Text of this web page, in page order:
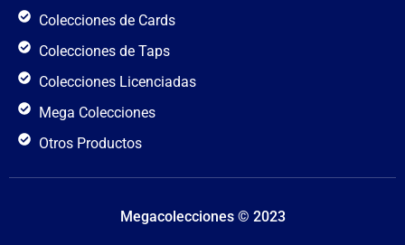
Colecciones de Cards
Colecciones de Taps
Colecciones Licenciadas
Mega Colecciones
Otros Productos
Megacolecciones © 2023